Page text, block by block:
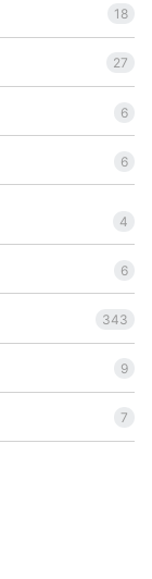
18
27
6
6
4
6
343
9
7